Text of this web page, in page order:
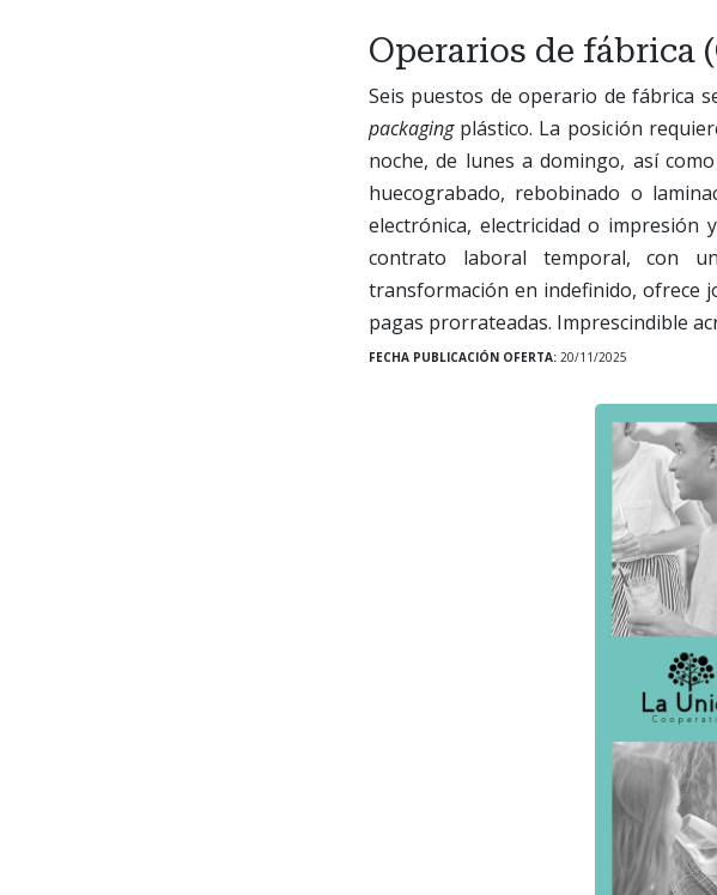
Operarios de fábrica
Seis puestos de operario de fábrica
packagingplástico. La posición
noche, de lunes a domingo, así
huecograbado, rebobinado o
electrónica, electricidad o impresión
contrato laboral temporal, con
transformación en indefinido, ofrece
pagas prorrateadas. Imprescindible
FECHA PUBLICACIÓN OFERTA: 20/11/2025